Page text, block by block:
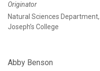
Originator
Natural Sciences Department,
Joseph’s College
Abby Benson